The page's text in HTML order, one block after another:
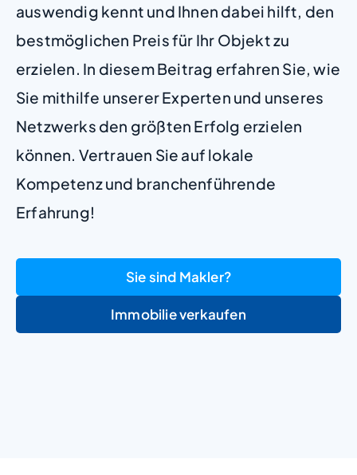
auswendig kennt und Ihnen dabei hilft, den
bestmöglichen Preis für Ihr Objekt zu
erzielen. In diesem Beitrag erfahren Sie, wie
Sie mithilfe unserer Experten und unseres
Netzwerks den größten Erfolg erzielen
können. Vertrauen Sie auf lokale
Kompetenz und branchenführende
Erfahrung!
Sie sind Makler?
Immobilie verkaufen